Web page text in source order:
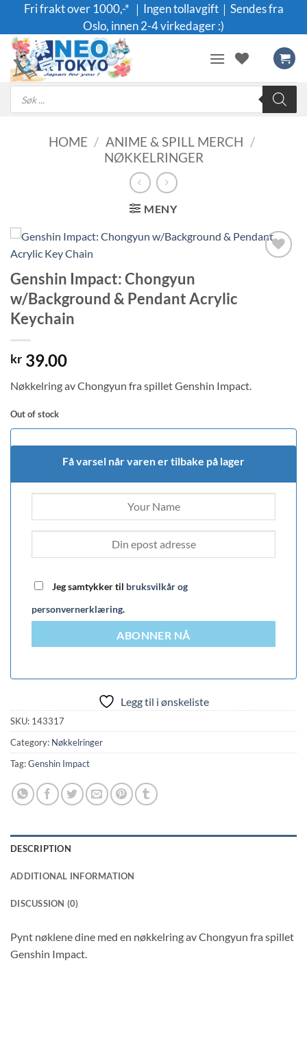
content
Fri frakt over 1000,-* ｜Ingen tollavgift｜Sendes fra
Oslo, innen 2-4 virkedager :)
Products
search
HOME / ANIME & SPILL MERCH /
NØKKELRINGER
MENY
Genshin Impact: Chongyun
w/Background & Pendant Acrylic
Keychain
kr 39.00
Nøkkelring av Chongyun fra spillet Genshin Impact.
Out of stock
Få varsel når varen er tilbake på lager
Jeg samtykker til bruksvilkår og
personvernerklæring.
ABONNER NÅ
Legg til i ønskeliste
SKU: 143317
Category: Nøkkelringer
Tag:Genshin Impact
DESCRIPTION
ADDITIONAL INFORMATION
DISCUSSION (0)
Pynt nøklene dine med en nøkkelring av Chongyun fra spillet
Genshin Impact.